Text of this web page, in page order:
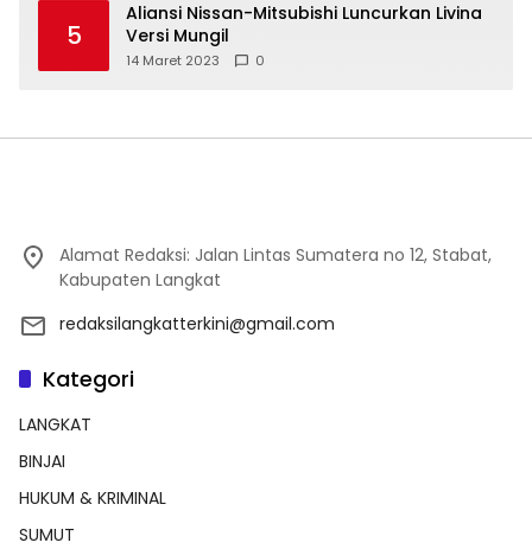
5
Aliansi Nissan-Mitsubishi Luncurkan Livina
Versi Mungil
14 Maret 2023 0
Alamat Redaksi: Jalan Lintas Sumatera no 12, Stabat,
Kabupaten Langkat
redaksilangkatterkini@gmail.com
Kategori
LANGKAT
BINJAI
HUKUM & KRIMINAL
SUMUT